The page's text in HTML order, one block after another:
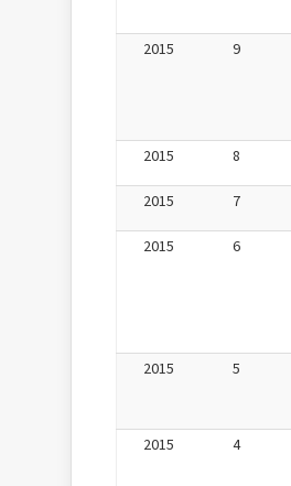
2015
9
2015
8
2015
7
2015
6
2015
5
2015
4